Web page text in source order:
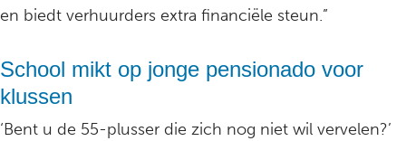
en biedt verhuurders extra financiële steun.”
School mikt op jonge pensionado voor
klussen
‘Bent u de 55-plusser die zich nog niet wil vervelen?’